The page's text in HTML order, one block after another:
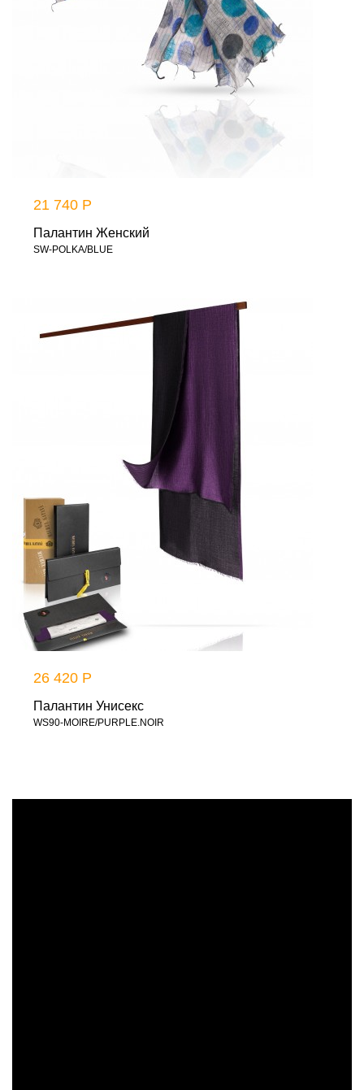
21 740 Р
Палантин Женский
SW-POLKA/BLUE
26 420 Р
Палантин Унисекс
WS90-MOIRE/PURPLE.NOIR